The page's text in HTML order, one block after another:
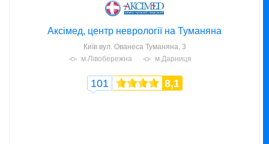
Аксімед, центр неврології на Туманяна
Київ вул. Ованеса Туманяна, 3
м.Лівобережна
м.Дарниця
101 8,1